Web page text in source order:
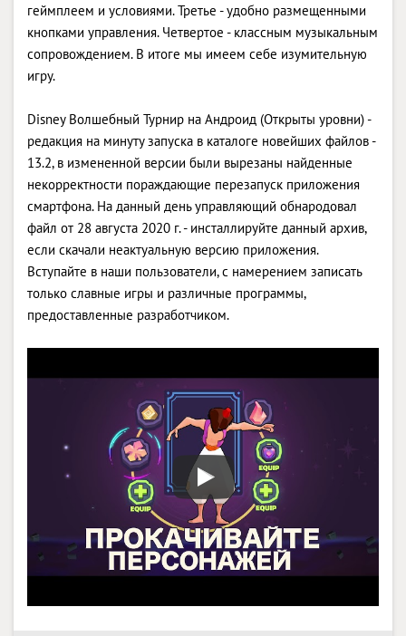
геймплеем и условиями. Третье - удобно размещенными
кнопками управления. Четвертое - классным музыкальным
сопровождением. В итоге мы имеем себе изумительную
игру.
Disney Волшебный Турнир на Андроид (Открыты уровни) -
редакция на минуту запуска в каталоге новейших файлов -
13.2, в измененной версии были вырезаны найденные
некорректности пораждающие перезапуск приложения
смартфона. На данный день управляющий обнародовал
файл от 28 августа 2020 г. - инсталлируйте данный архив,
если скачали неактуальную версию приложения.
Вступайте в наши пользователи, с намерением записать
только славные игры и различные программы,
предоставленные разработчиком.